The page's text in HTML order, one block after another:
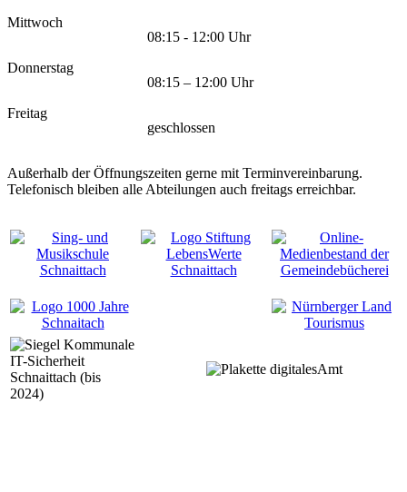
Mittwoch
08:15 - 12:00 Uhr
Donnerstag
08:15 – 12:00 Uhr
Freitag
geschlossen
Außerhalb der Öffnungszeiten gerne mit Terminvereinbarung.
Telefonisch bleiben alle Abteilungen auch freitags erreichbar.